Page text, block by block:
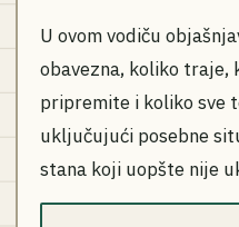
U ovom vodiču
obavezna, koliko traje,
pripremite i koliko sve
uključujući posebne
stana koji uopšte nije